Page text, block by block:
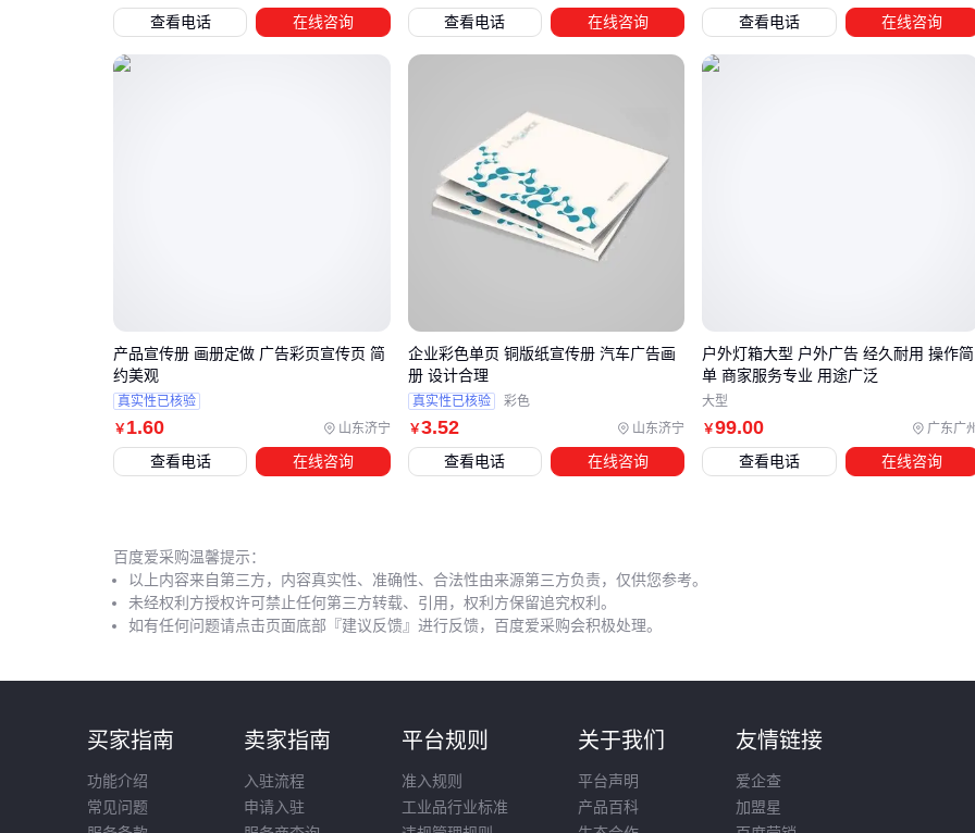
内容， 画册印刷
的骑马钉装订或无线胶装能更好保障耐久
折页彩页定制
折页广告
通常比单页更易保存，又比画册更轻量化。
确定主方案后，还需预留10%-15%预算用于特殊工艺（如
UV、烫金），这些细节往往能让广告册子在同类物料中脱颖而
出。接下来就需要考虑配套的印刷设备和装订工具了。
许多用户在采购广告册子后才发现，装订和裁切环节的配套设
备同样关键。例如，不同材质的广告册子对装订方式有特定要
求：较厚的精装画册可能需要双线圈装订机
YO线圈装订 。
除了装订设备，裁切精度也会直接影响广告册子的成品效果。
对于需要覆膜的广告册子，还需考虑覆膜机的兼容性。冷裱覆
膜机操作简单，适合非专业用户；而
高，但需要一定的操作经验。
这些配套设备的选择应基于广告册子的具体用途和制作规模，
广告册子的使用寿命很大程度上取决于日常维护。例如，
查看电话 在线咨询 查看电话 在线咨询 查看电话 在线咨询
￥1.60 山东济宁
产品宣传册 画册定做 广告彩页宣传页 简
约美观
真实性已核验
查看电话 在线咨询
￥3.52 山东济宁
企业彩色单页 铜版纸宣传册 汽车广告画
册 设计合理
真实性已核验 彩色
查看电话 在线咨询
￥99.00 广东广
户外灯箱大型 户外广告 经久耐用 操作简
单 商家服务专业 用途广泛
大型
查看电话 在线咨询
百度爱采购温馨提示：
以上内容来自第三方，内容真实性、准确性、合法性由来源第三方负责，仅供您参考。
未经权利方授权许可禁止任何第三方转载、引用，权利方保留追究权利。
如有任何问题请点击页面底部『建议反馈』进行反馈，百度爱采购会积极处理。
买家指南
功能介绍
常见问题
卖家指南
入驻流程
申请入驻
平台规则
准入规则
工业品行业标准
关于我们
平台声明
产品百科
友情链接
爱企查
加盟星